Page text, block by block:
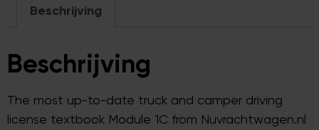
Beschrijving
Beschrijving
The most up-to-date truck and camper driving
license textbook Module 1C from Nuvrachtwagen.nl